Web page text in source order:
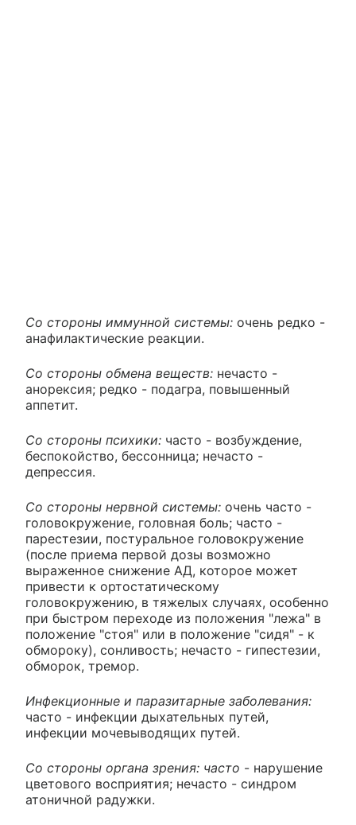
Со стороны иммунной системы: очень редко -
анафилактические реакции.
Со стороны обмена веществ: нечасто -
анорексия; редко - подагра, повышенный
аппетит.
Со стороны психики: часто - возбуждение,
беспокойство, бессонница; нечасто -
депрессия.
Со стороны нервной системы: очень часто -
головокружение, головная боль; часто -
парестезии, постуральное головокружение
(после приема первой дозы возможно
выраженное снижение АД, которое может
привести к ортостатическому
головокружению, в тяжелых случаях, особенно
при быстром переходе из положения "лежа" в
положение "стоя" или в положение "сидя" - к
обмороку), сонливость; нечасто - гипестезии,
обморок, тремор.
Инфекционные и паразитарные заболевания:
часто - инфекции дыхательных путей,
инфекции мочевыводящих путей.
Со стороны органа зрения: часто - нарушение
цветового восприятия; нечасто - синдром
атоничной радужки.